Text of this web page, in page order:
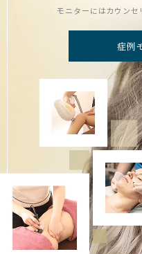
モニターにはカウンセ
症例